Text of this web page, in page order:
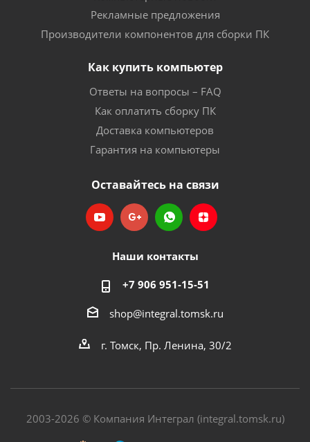
Рекламные предложения
Производители компонентов для сборки ПК
Как купить компьютер
Ответы на вопросы – FAQ
Как оплатить сборку ПК
Доставка компьютеров
Гарантия на компьютеры
Оставайтесь на связи
Наши контакты
+7 906 951-15-51
shop@integral.tomsk.ru
г. Томск, Пр. Ленина, 30/2
2003-2026 © Компания Интеграл (integral.tomsk.ru)